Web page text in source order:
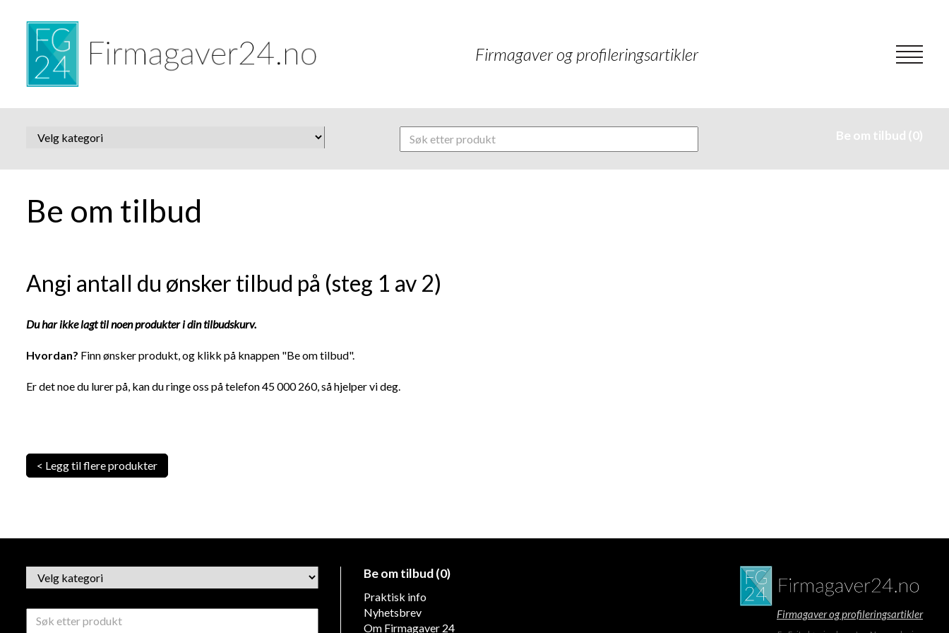
Firmagaver og profileringsartikler
Be om tilbud (0)
Be om tilbud
Angi antall du ønsker tilbud på (steg 1 av 2)
Du har ikke lagt til noen produkter i din tilbudskurv.
Hvordan? Finn ønsker produkt, og klikk på knappen "Be om tilbud".
Er det noe du lurer på, kan du ringe oss på telefon 45 000 260, så hjelper vi deg.
< Legg til flere produkter
Be om tilbud (0)
Praktisk info
Nyhetsbrev
Om Firmagaver 24
Firmagaver og profileringsartikler